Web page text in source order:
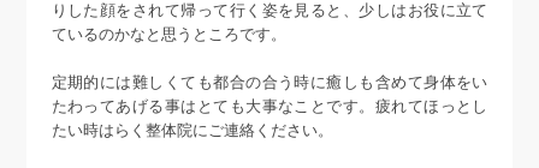
りした顔をされて帰って行く姿を見ると、少しはお役に立て
ているのかなと思うところです。
定期的には難しくても都合の合う時に癒しも含めて身体をい
たわってあげる事はとても大事なことです。疲れてほっとし
たい時はらく整体院にご連絡ください。